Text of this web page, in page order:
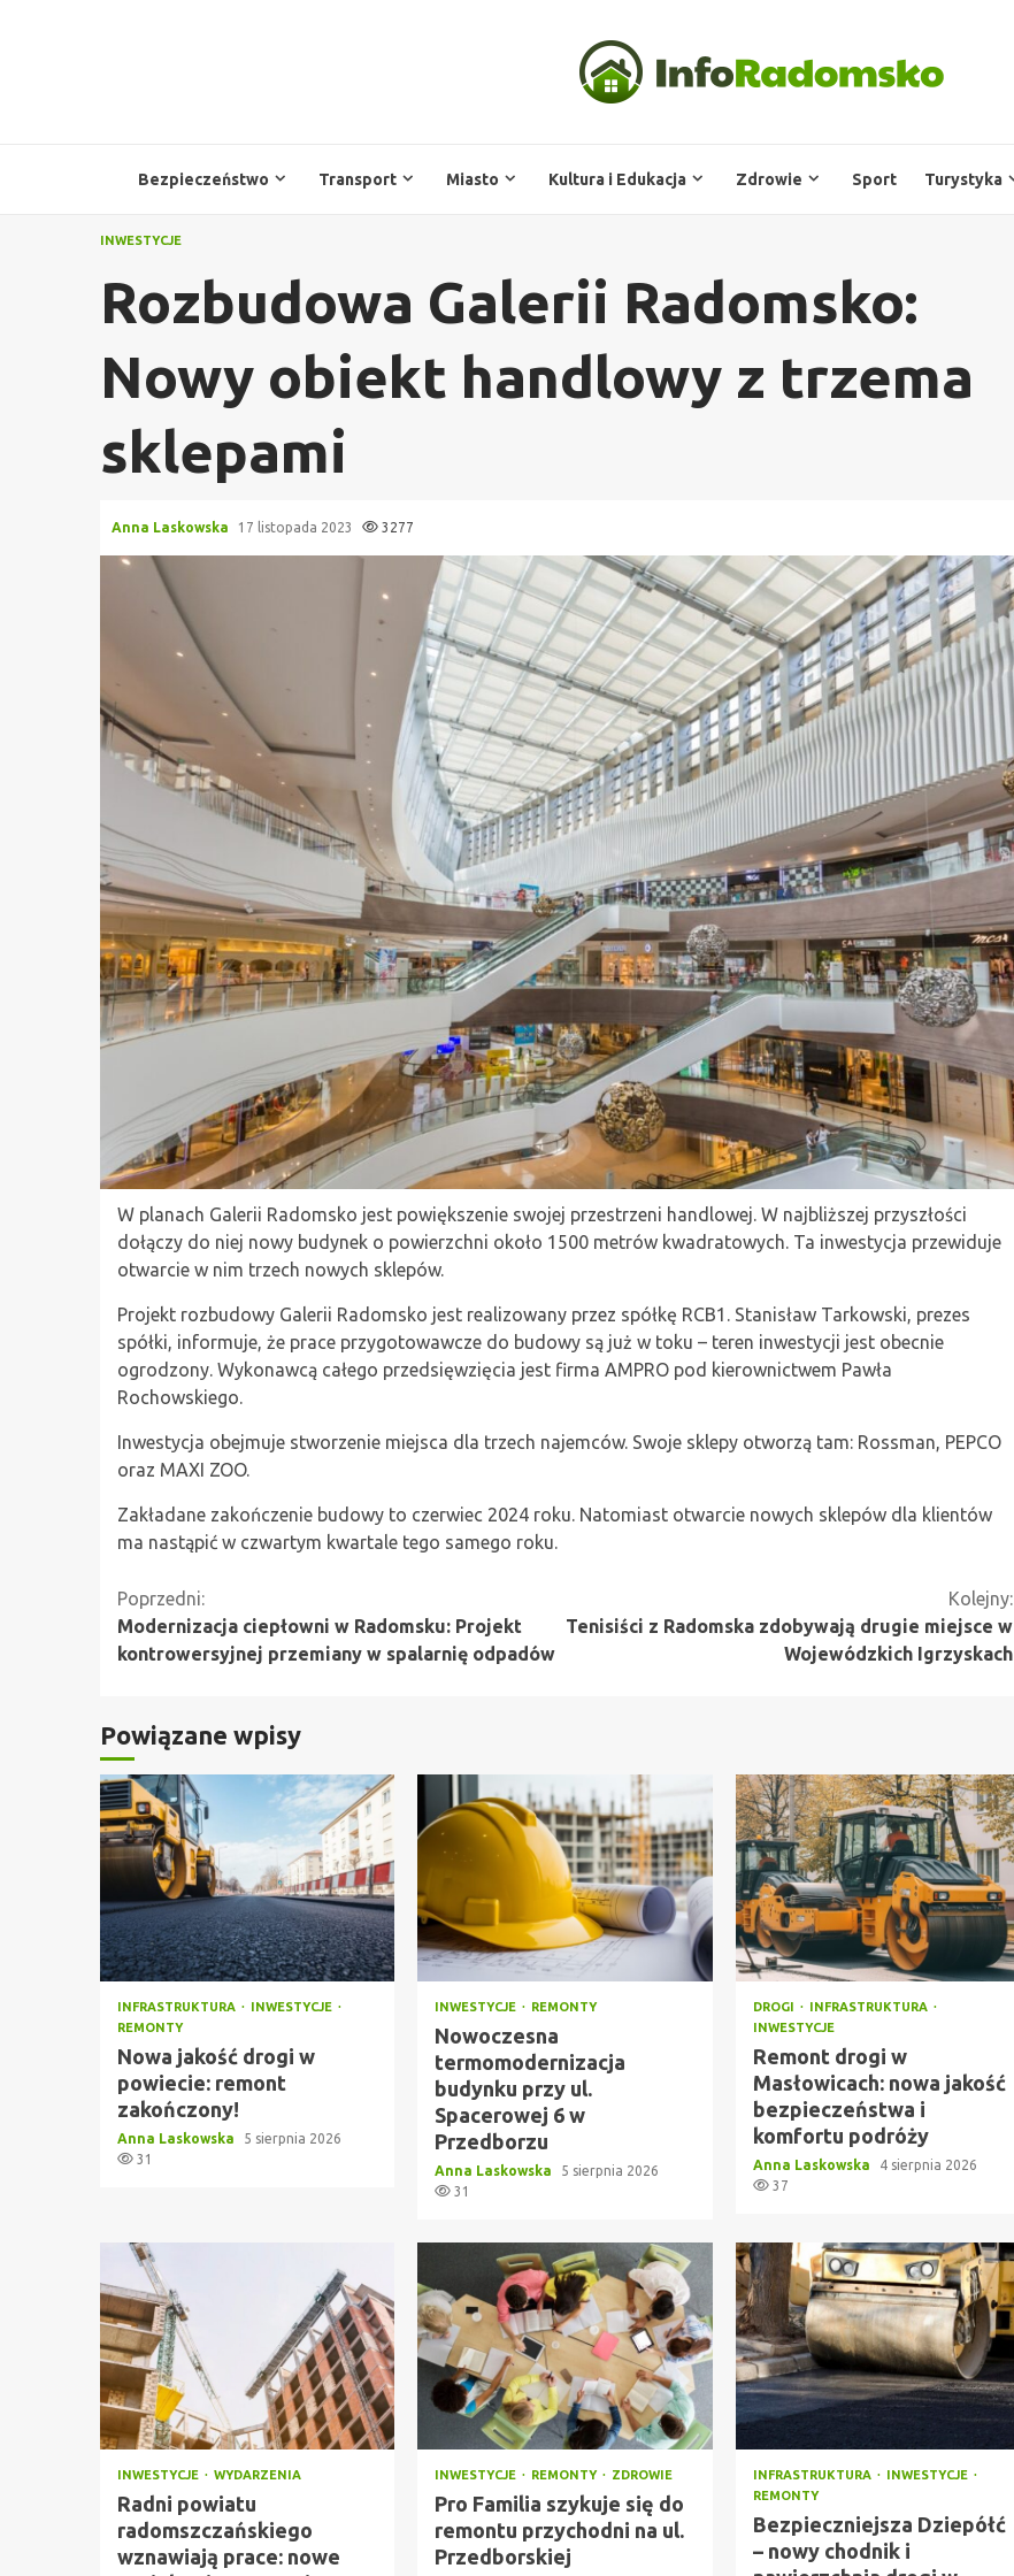
Bezpieczeństwo Transport Miasto Kultura i Edukacja Zdrowie Sport Turystyka
INWESTYCJE
Rozbudowa Galerii Radomsko:
Nowy obiekt handlowy z trzema
sklepami
Anna Laskowska 17 listopada 2023 3277
W planach Galerii Radomsko jest powiększenie swojej przestrzeni handlowej. W najbliższej przyszłości
dołączy do niej nowy budynek o powierzchni około 1500 metrów kwadratowych. Ta inwestycja przewiduje
otwarcie w nim trzech nowych sklepów.
Projekt rozbudowy Galerii Radomsko jest realizowany przez spółkę RCB1. Stanisław Tarkowski, prezes
spółki, informuje, że prace przygotowawcze do budowy są już w toku – teren inwestycji jest obecnie
ogrodzony. Wykonawcą całego przedsięwzięcia jest firma AMPRO pod kierownictwem Pawła
Rochowskiego.
Inwestycja obejmuje stworzenie miejsca dla trzech najemców. Swoje sklepy otworzą tam: Rossman, PEPCO
oraz MAXI ZOO.
Zakładane zakończenie budowy to czerwiec 2024 roku. Natomiast otwarcie nowych sklepów dla klientów
ma nastąpić w czwartym kwartale tego samego roku.
Kontynuuj
czytanie
Poprzedni:
Modernizacja ciepłowni w Radomsku: Projekt
kontrowersyjnej przemiany w spalarnię odpadów
Kolejny:
Tenisiści z Radomska zdobywają drugie miejsce w
Wojewódzkich Igrzyskach
Powiązane wpisy
INFRASTRUKTURA
INWESTYCJE
REMONTY
Nowa jakość drogi w
powiecie: remont
zakończony!
Anna Laskowska
5 sierpnia 2026
31
INWESTYCJE REMONTY
Nowoczesna
termomodernizacja
budynku przy ul.
Spacerowej 6 w
Przedborzu
Anna Laskowska
5 sierpnia 2026
31
DROGI
INFRASTRUKTURA
INWESTYCJE
Remont drogi w
Masłowicach: nowa jakość
bezpieczeństwa i
komfortu podróży
Anna Laskowska
4 sierpnia 2026
37
INWESTYCJE WYDARZENIA
Radni powiatu
radomszczańskiego
wznawiają prace: nowe
INWESTYCJE REMONTY ZDROWIE
Pro Familia szykuje się do
remontu przychodni na ul.
Przedborskiej
INFRASTRUKTURA
INWESTYCJE
REMONTY
Bezpieczniejsza Dziepółć
– nowy chodnik i